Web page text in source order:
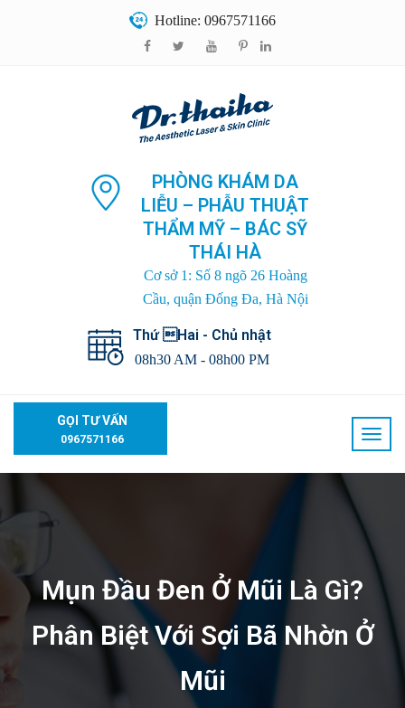
Hotline: 0967571166
PHÒNG KHÁM DA
LIỄU – PHẪU THUẬT
THẨM MỸ – BÁC SỸ
THÁI HÀ
Cơ sở 1: Số 8 ngõ 26 Hoàng
Cầu, quận Đống Đa, Hà Nội
Thứ Hai - Chủ nhật
08h30 AM - 08h00 PM
GỌI TƯ VẤN
0967571166
Mụn Đầu Đen Ở Mũi Là Gì?
Phân Biệt Với Sợi Bã Nhờn Ở
Mũi